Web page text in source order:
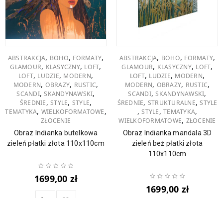
ABSTRAKCJA, BOHO, FORMATY,
GLAMOUR, KLASYCZNY, LOFT,
LOFT, LUDZIE, MODERN,
MODERN, OBRAZY, RUSTIC,
SCANDI,SKANDYNAWSKI,
ŚREDNIE, STYLE, STYLE,
TEMATYKA, WIELKOFORMATOWE,
ZŁOCENIE
Obraz Indianka butelkowa
zieleń płatki złota 110x110cm
1699,00 zł
ABSTRAKCJA, BOHO, FORMATY,
GLAMOUR, KLASYCZNY, LOFT,
LOFT, LUDZIE, MODERN,
MODERN, OBRAZY, RUSTIC,
SCANDI,SKANDYNAWSKI,
ŚREDNIE, STRUKTURALNE,STYLE
,STYLE, TEMATYKA,
WIELKOFORMATOWE, ZŁOCENIE
Obraz Indianka mandala 3D
zieleń beż płatki złota
110x110cm
1699,00 zł